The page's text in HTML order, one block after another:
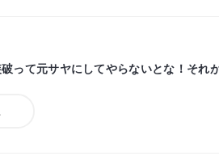
って元サヤにしてやらないとな！それ